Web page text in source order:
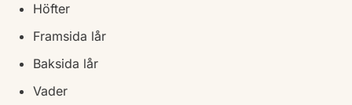
Höfter
Framsida lår
Baksida lår
Vader